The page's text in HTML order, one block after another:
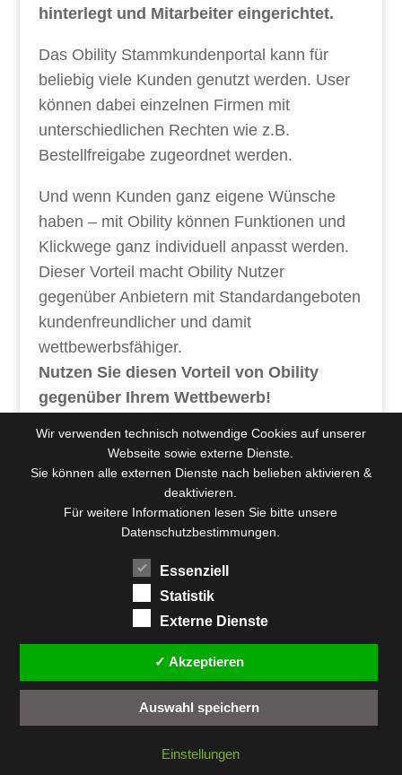
hinterlegt und Mitarbeiter eingerichtet.
Das Obility Stammkundenportal kann für
beliebig viele Kunden genutzt werden. User
können dabei einzelnen Firmen mit
unterschiedlichen Rechten wie z.B.
Bestellfreigabe zugeordnet werden.
Und wenn Kunden ganz eigene Wünsche
haben – mit Obility können Funktionen und
Klickwege ganz individuell anpasst werden.
Dieser Vorteil macht Obility Nutzer
gegenüber Anbietern mit Standardangeboten
kundenfreundlicher und damit
wettbewerbsfähiger.
Nutzen Sie diesen Vorteil von Obility
gegenüber Ihrem Wettbewerb!
Beratung gewünscht?
Weiterführende Artikel:
Fallbeispiel – Casestudy: SAP-
Schnittstelle für den Web-to- Print Shop
SHOP für die Mitarbeiter der Porsche
Holding Salzburg
Prozessautomatisierung für
Druckereien: Worauf Sie bei der
Wir verwenden technisch notwendige Cookies auf unserer
Webseite sowie externe Dienste.
Sie können alle externen Dienste nach belieben aktivieren &
deaktivieren.
Für weitere Informationen lesen Sie bitte unsere
Datenschutzbestimmungen.
Essenziell
Statistik
Externe Dienste
✓ Akzeptieren
Auswahl speichern
Einstellungen